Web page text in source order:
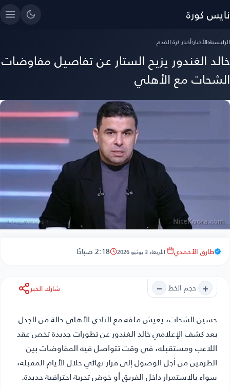
نايس كورة
الرئيسية›الأخبار›أخبار كرة القدم
خالد الغندور يزيح الستار عن تفاصيل مفاوضات
الشحات مع الأهلي
طارق الأحمدي الأربعاء 3 يونيو 2026 2:18 صباحًا
+ حجم الخط − شارك الخبر
حسين الشحات، يعيش ملفه مع النادي الأهلي حالة من الجدل
بعد كشف الإعلامي خالد الغندور عن تطورات جديدة تخص عقد
اللاعب ومستقبله، في وقت تتواصل فيه المفاوضات بين
الطرفين من أجل الوصول إلى قرار نهائي خلال الأيام المقبلة،
سواء بالاستمرار داخل الفريق أو خوض تجربة احترافية جديدة.